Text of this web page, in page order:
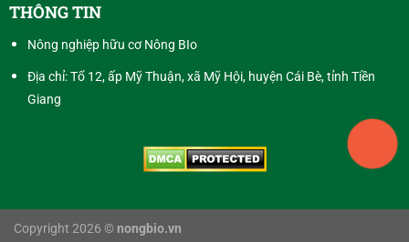
THÔNG TIN
Nông nghiệp hữu cơ Nông BIo
Địa chỉ: Tổ 12, ấp Mỹ Thuận, xã Mỹ Hội, huyện Cái Bè, tỉnh Tiền
Giang
Copyright 2026 © nongbio.vn